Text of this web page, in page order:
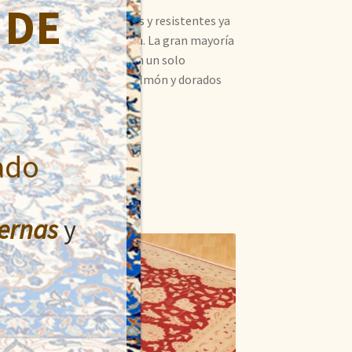
Pakistán. Son muy fuertes y resistentes ya
tacto es similar a la seda. La gran mayoría
estas alfombras, tienen un solo
beige, rojos, rosas, salmón y dorados
y